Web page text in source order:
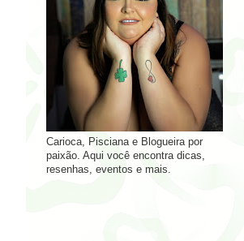
Carioca, Pisciana e Blogueira por
paixão. Aqui você encontra dicas,
resenhas, eventos e mais.